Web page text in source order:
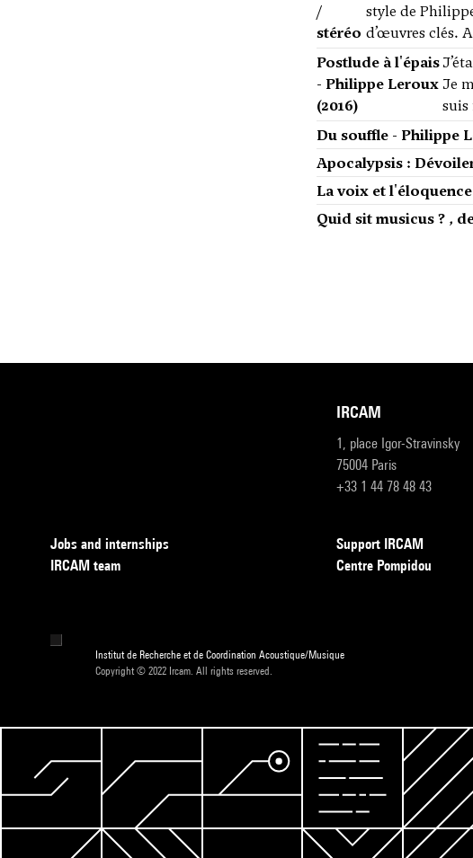
/
stéréo
style de
d’œuvres clés.
Postlude à l'épais
- Philippe Leroux
(2016)
Je
suis
Du souffle - Philippe
Apocalypsis :
La voix et
Quid sit musicus ? ,
IRCAM
1, place Igor-Stravinsky
75004 Paris
+33 1 44 78 48 43
Jobs and internships
IRCAM team
Support IRCAM
Centre Pompidou
Institut de Recherche et de Coordination Acoustique/Musique
Copyright © 2022 Ircam. All rights reserved.